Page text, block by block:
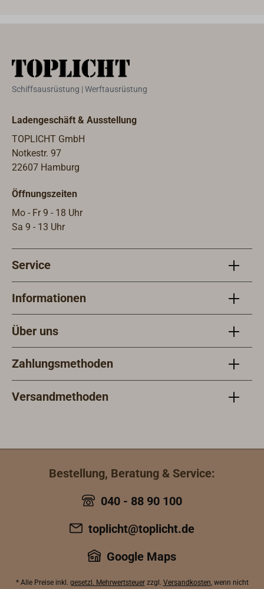
Schiffsausrüstung | Werftausrüstung
Ladengeschäft & Ausstellung
TOPLICHT GmbH
Notkestr. 97
22607 Hamburg
Öffnungszeiten
Mo - Fr 9 - 18 Uhr
Sa 9 - 13 Uhr
Service
Informationen
Über uns
Zahlungsmethoden
Versandmethoden
Bestellung, Beratung & Service:
040 - 88 90 100
toplicht@toplicht.de
Google Maps
* Alle Preise inkl. gesetzl. Mehrwertsteuerzzgl. Versandkosten, wenn nicht